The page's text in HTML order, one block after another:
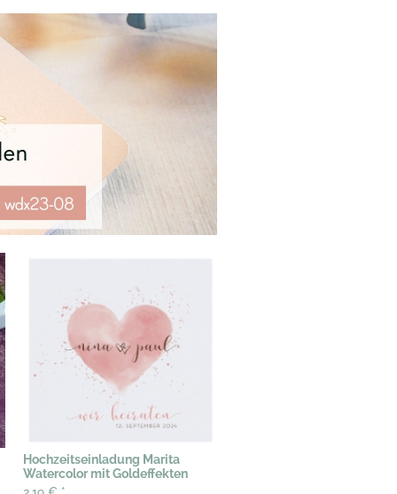
Hochzeitseinladung Marita
Watercolor mit Goldeffekten